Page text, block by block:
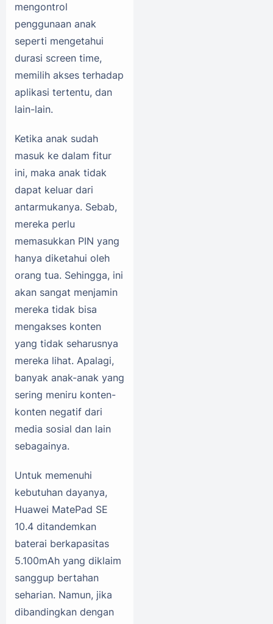
mengontrol
penggunaan anak
seperti mengetahui
durasi screen time,
memilih akses terhadap
aplikasi tertentu, dan
lain-lain.
Ketika anak sudah
masuk ke dalam fitur
ini, maka anak tidak
dapat keluar dari
antarmukanya. Sebab,
mereka perlu
memasukkan PIN yang
hanya diketahui oleh
orang tua. Sehingga, ini
akan sangat menjamin
mereka tidak bisa
mengakses konten
yang tidak seharusnya
mereka lihat. Apalagi,
banyak anak-anak yang
sering meniru konten-
konten negatif dari
media sosial dan lain
sebagainya.
Untuk memenuhi
kebutuhan dayanya,
Huawei MatePad SE
10.4 ditandemkan
baterai berkapasitas
5.100mAh yang diklaim
sanggup bertahan
seharian. Namun, jika
dibandingkan dengan